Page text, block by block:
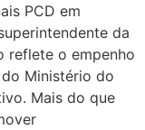
PCD em
da
reflete o empenho
Ministério do
Mais do que